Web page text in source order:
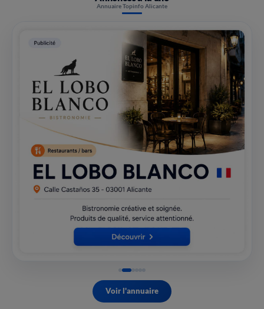
Annuaire Topinfo Alicante
Voir l'annuaire